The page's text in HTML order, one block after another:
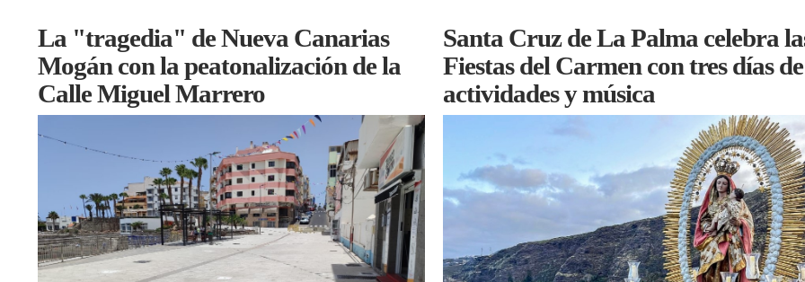
La "tragedia" de Nueva Canarias
Mogán con la peatonalización de la
Calle Miguel Marrero
Santa Cruz de La Palma celebra
Fiestas del Carmen con tres días de
actividades y música